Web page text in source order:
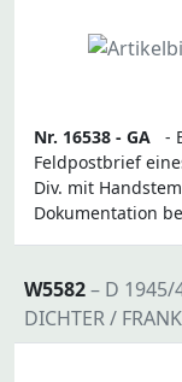
Nr. 16538 - GA
-
Feldpostbrief
Div. mit
Dokumentation
W5582– D 1945/
DICHTER /